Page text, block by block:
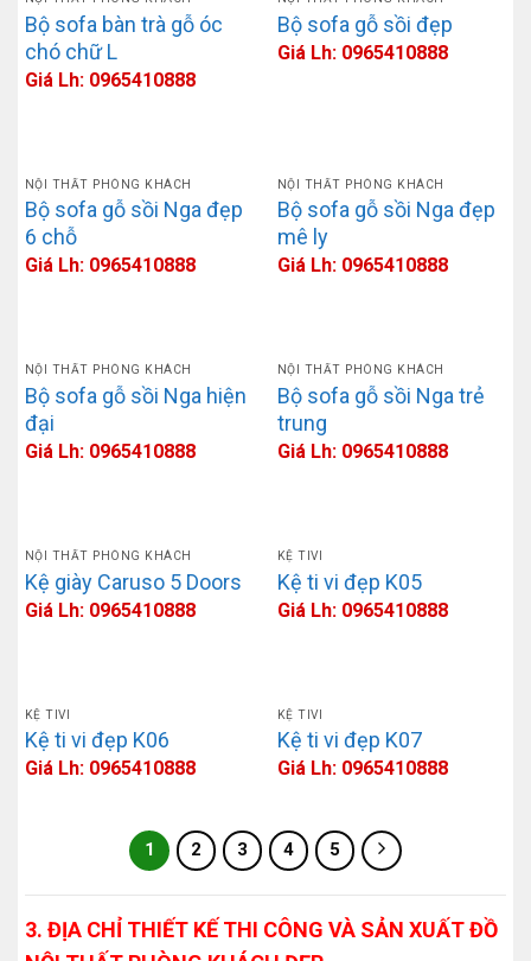
Bộ sofa bàn trà gỗ óc
chó chữ L
Giá Lh: 0965410888
Bộ sofa gỗ sồi đẹp
Giá Lh: 0965410888
NỘI THẤT PHÒNG KHÁCH
Bộ sofa gỗ sồi Nga đẹp
6 chỗ
Giá Lh: 0965410888
NỘI THẤT PHÒNG KHÁCH
Bộ sofa gỗ sồi Nga đẹp
mê ly
Giá Lh: 0965410888
NỘI THẤT PHÒNG KHÁCH
Bộ sofa gỗ sồi Nga hiện
đại
Giá Lh: 0965410888
NỘI THẤT PHÒNG KHÁCH
Bộ sofa gỗ sồi Nga trẻ
trung
Giá Lh: 0965410888
NỘI THẤT PHÒNG KHÁCH
Kệ giày Caruso 5 Doors
Giá Lh: 0965410888
KỆ TIVI
Kệ ti vi đẹp K05
Giá Lh: 0965410888
KỆ TIVI
Kệ ti vi đẹp K06
Giá Lh: 0965410888
KỆ TIVI
Kệ ti vi đẹp K07
Giá Lh: 0965410888
1 2 3 4 5
3. ĐỊA CHỈ THIẾT KẾ THI CÔNG VÀ SẢN XUẤT ĐỒ